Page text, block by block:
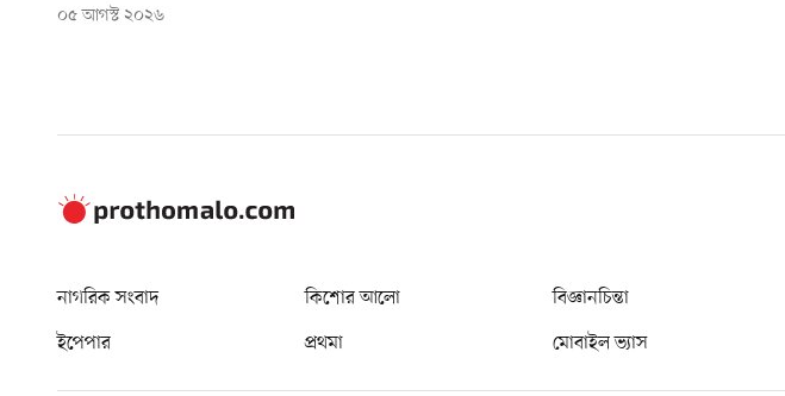
০৫ আগস্ট ২০২৬
নাগরিক সংবাদ কিশোর আলো বিজ্ঞানচিন্তা
ইপেপার
প্রথমা মোবাইল ভ্যাস